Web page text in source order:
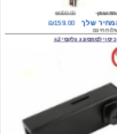
כיסוי לסמסונג גלקסי s2